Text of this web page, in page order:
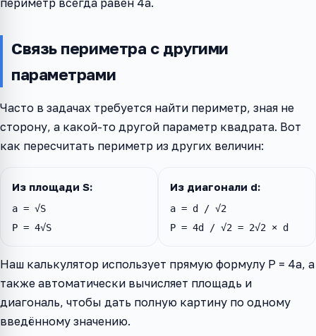
периметр всегда равен 4a.
Связь периметра с другими
параметрами
Часто в задачах требуется найти периметр, зная не
сторону, а какой-то другой параметр квадрата. Вот
как пересчитать периметр из других величин:
Из площади S:
a = √S
P = 4√S
Из диагонали d:
a = d / √2
P = 4d / √2 = 2√2 × d
Наш калькулятор использует прямую формулу P = 4a, а
также автоматически вычисляет площадь и
диагональ, чтобы дать полную картину по одному
введённому значению.